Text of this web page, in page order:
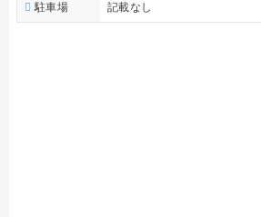
駐車場 記載なし